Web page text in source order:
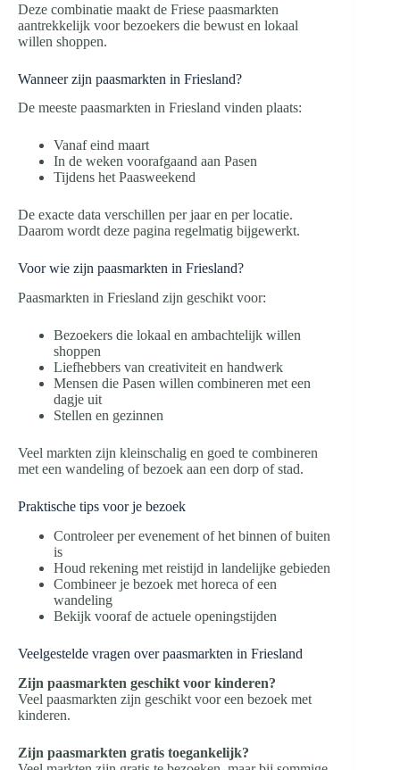
Deze combinatie maakt de Friese paasmarkten
aantrekkelijk voor bezoekers die bewust en lokaal
willen shoppen.
Wanneer zijn paasmarkten in Friesland?
De meeste paasmarkten in Friesland vinden plaats:
Vanaf eind maart
In de weken voorafgaand aan Pasen
Tijdens het Paasweekend
De exacte data verschillen per jaar en per locatie.
Daarom wordt deze pagina regelmatig bijgewerkt.
Voor wie zijn paasmarkten in Friesland?
Paasmarkten in Friesland zijn geschikt voor:
Bezoekers die lokaal en ambachtelijk willen
shoppen
Liefhebbers van creativiteit en handwerk
Mensen die Pasen willen combineren met een
dagje uit
Stellen en gezinnen
Veel markten zijn kleinschalig en goed te combineren
met een wandeling of bezoek aan een dorp of stad.
Praktische tips voor je bezoek
Controleer per evenement of het binnen of buiten
is
Houd rekening met reistijd in landelijke gebieden
Combineer je bezoek met horeca of een
wandeling
Bekijk vooraf de actuele openingstijden
Veelgestelde vragen over paasmarkten in Friesland
Zijn paasmarkten geschikt voor kinderen?
Veel paasmarkten zijn geschikt voor een bezoek met
kinderen.
Zijn paasmarkten gratis toegankelijk?